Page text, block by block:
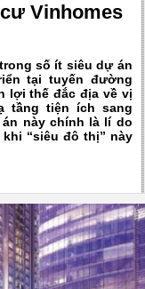
Vinhomes
số ít siêu dự án
tại tuyến đường
lợi thế đắc địa về vị
tầng tiện ích sang
này chính là lí do
“siêu đô thị” này